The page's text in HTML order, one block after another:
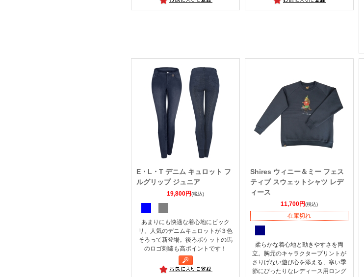
E・L・T デニム キュロット フ
ルグリップ ジュニア
19,800円(税込)
あまりにも快適な着心地にビック
リ。人気のデニムキュロットが３色
そろって新登場。後ろポケットの馬
のロゴ刺繍も高ポイントです！
Shires ウィニー＆ミー フェス
ティブ スウェットシャツ レデ
ィース
11,700円(税込)
在庫切れ
柔らかな着心地と動きやすさを両
立。胸元のキャラクタープリントが
さりげない遊び心を添える、寒い季
節にぴったりなレディース用ロング